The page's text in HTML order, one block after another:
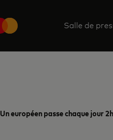
Salle de
Un européen passe chaque jour